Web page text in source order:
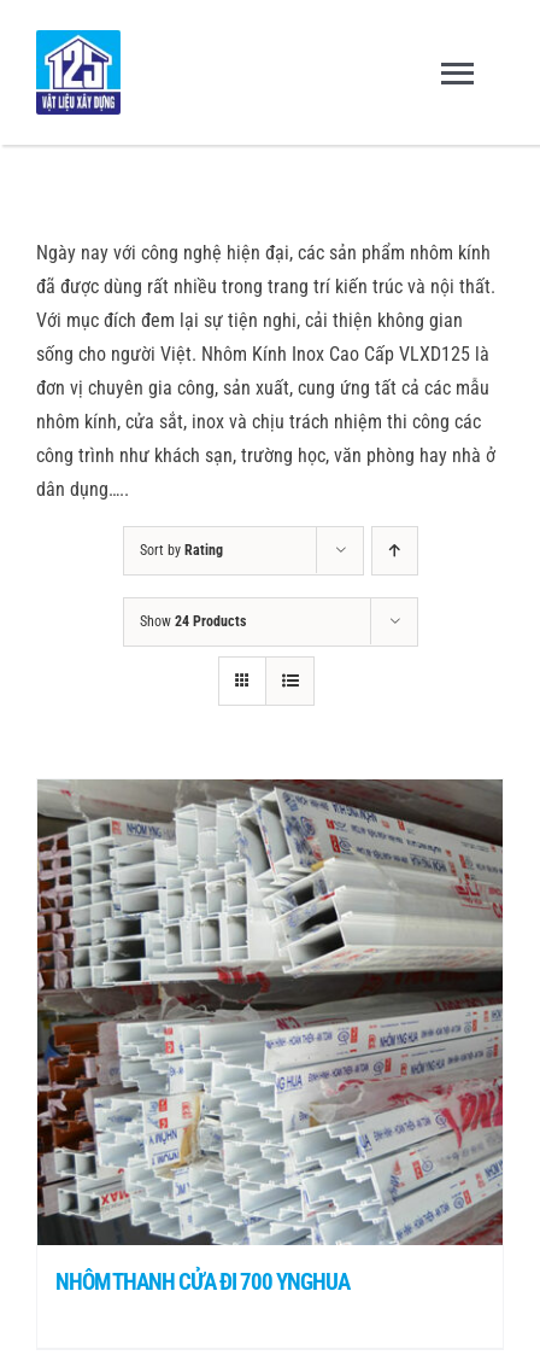
content
Giới thiệu
Sản Phẩm – Dịch Vụ
Dự Án & Đối Tác
Tin tức
Liên hệ
Ngày nay với công nghệ hiện đại, các sản phẩm nhôm kính
đã được dùng rất nhiều trong trang trí kiến trúc và nội thất.
Với mục đích đem lại sự tiện nghi, cải thiện không gian
sống cho người Việt. Nhôm Kính Inox Cao Cấp VLXD125 là
đơn vị chuyên gia công, sản xuất, cung ứng tất cả các mẫu
nhôm kính, cửa sắt, inox và chịu trách nhiệm thi công các
công trình như khách sạn, trường học, văn phòng hay nhà ở
dân dụng…..
Sort by Rating
Show 24 Products
NHÔM THANH CỬA ĐI 700 YNGHUA